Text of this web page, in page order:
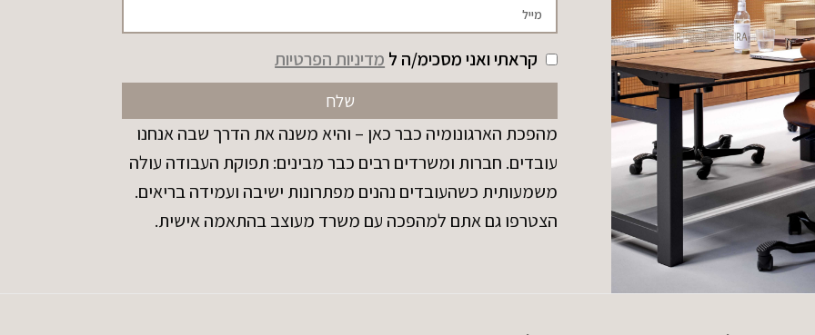
קראתי ואני מסכימ/ה ל מדיניות הפרטיות
שלח
מהפכת הארגונומיה כבר כאן – והיא משנה את הדרך שבה אנחנו
עובדים. חברות ומשרדים רבים כבר מבינים: תפוקת העבודה עולה
משמעותית כשהעובדים נהנים מפתרונות ישיבה ועמידה בריאים.
הצטרפו גם אתם למהפכה עם משרד מעוצב בהתאמה אישית.